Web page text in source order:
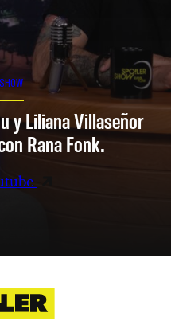
y Liliana Villaseñor
Rana Fonk.